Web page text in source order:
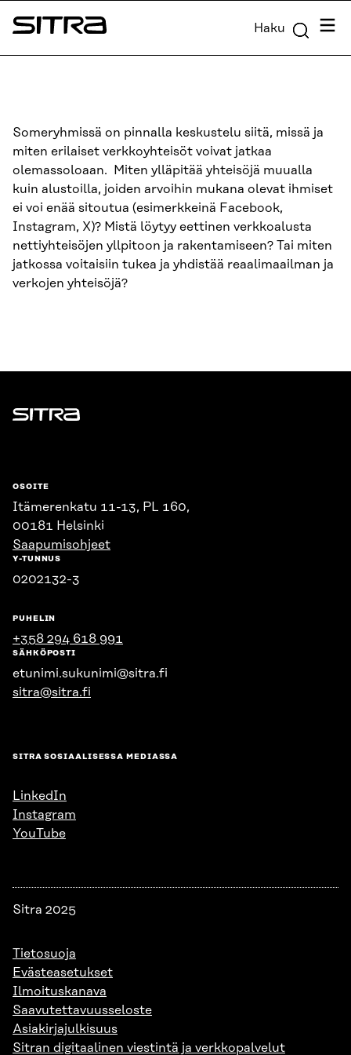
Siirry
suoraan
Sitra Haku
Someryhmissä on pinnalla keskustelu siitä, missä ja
miten erilaiset verkkoyhteisöt voivat jatkaa
olemassoloaan. Miten ylläpitää yhteisöjä muualla
kuin alustoilla, joiden arvoihin mukana olevat ihmiset
ei voi enää sitoutua (esimerkkeinä Facebook,
Instagram, X)? Mistä löytyy eettinen verkkoalusta
nettiyhteisöjen yllpitoon ja rakentamiseen? Tai miten
jatkossa voitaisiin tukea ja yhdistää reaalimaailman ja
verkojen yhteisöjä?
Sitra
OSOITE
Itämerenkatu 11-13, PL 160,
00181 Helsinki
Saapumisohjeet
Y-TUNNUS
0202132-3
PUHELIN
+358 294 618 991
SÄHKÖPOSTI
etunimi.sukunimi@sitra.fi
sitra@sitra.fi
SITRA SOSIAALISESSA MEDIASSA
LinkedIn
Instagram
YouTube
Sitra 2025
Tietosuoja
Evästeasetukset
Ilmoituskanava
Saavutettavuusseloste
Asiakirjajulkisuus
Sitran digitaalinen viestintä ja verkkopalvelut